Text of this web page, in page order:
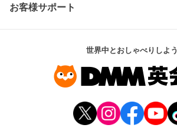
お客様サポート
世界中とおしゃべりしよう